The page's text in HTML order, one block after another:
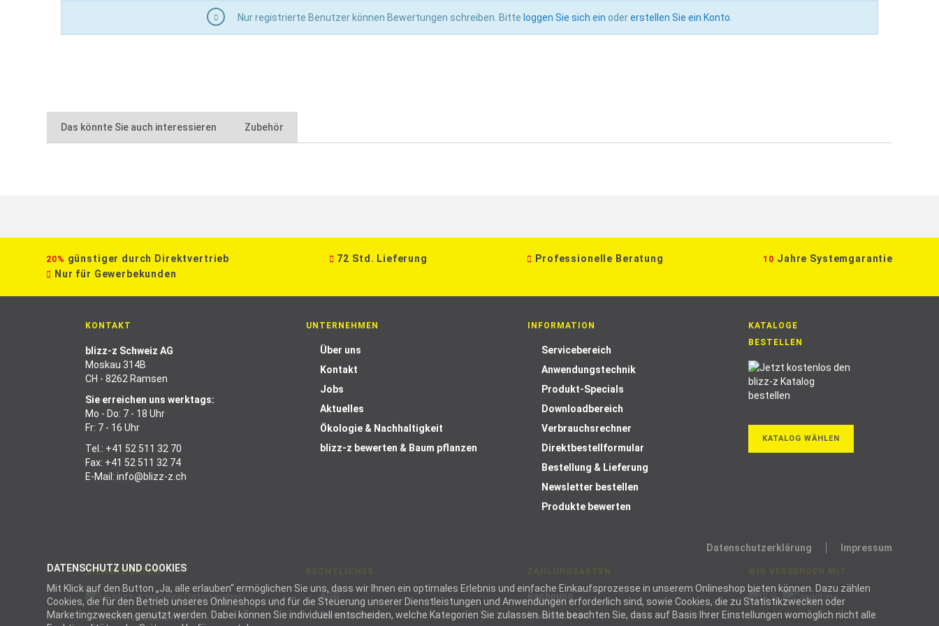
Datenschutzerklärung
Impressum
DATENSCHUTZ UND COOKIES
Mit Klick auf den Button „Ja, alle erlauben“ ermöglichen Sie uns, dass wir Ihnen ein optimales Erlebnis und einfache Einkaufsprozesse in unserem Onlineshop bieten können. Dazu zählen
Cookies, die für den Betrieb unseres Onlineshops und für die Steuerung unserer Dienstleistungen und Anwendungen erforderlich sind, sowie Cookies, die zu Statistikzwecken oder
Marketingzwecken genutzt werden. Dabei können Sie individuell entscheiden, welche Kategorien Sie zulassen. Bitte beachten Sie, dass auf Basis Ihrer Einstellungen womöglich nicht alle
Nur registrierte Benutzer können Bewertungen schreiben. Bitte loggen Sie sich ein odererstellen Sie ein Konto.
Das könnte Sie auch interessieren Zubehör
20% günstiger durch Direktvertrieb 72 Std. Lieferung Professionelle Beratung 10 Jahre Systemgarantie
Nur für Gewerbekunden
KONTAKT
blizz-z Schweiz AG
Moskau 314B
CH - 8262 Ramsen
Sie erreichen uns werktags:
Mo - Do: 7 - 18 Uhr
Fr: 7 - 16 Uhr
Tel.: +41 52 511 32 70
Fax: +41 52 511 32 74
E-Mail: info@blizz-z.ch
UNTERNEHMEN
Über uns
Kontakt
Jobs
Aktuelles
Ökologie & Nachhaltigkeit
blizz-z bewerten & Baum pflanzen
INFORMATION
Servicebereich
Anwendungstechnik
Produkt-Specials
Downloadbereich
Verbrauchsrechner
Direktbestellformular
Bestellung & Lieferung
Newsletter bestellen
Produkte bewerten
KATALOGE
BESTELLEN
KATALOG WÄHLEN
SICHERE DATEN
Mein Kundenkonto
AGB
Datenschutz
Rechnung
Vorauskasse